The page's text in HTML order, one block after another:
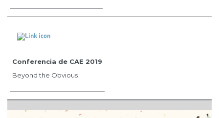
Conferencia de CAE 2019
Beyond the Obvious